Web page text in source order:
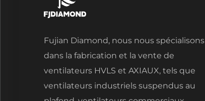
Fujian Diamond, nous nous spécialisons
dans la fabrication et la vente de
ventilateurs HVLS et AXIAUX, tels que
ventilateurs industriels suspendus au